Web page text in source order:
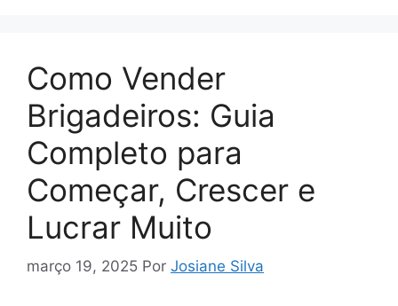
Como Vender
Brigadeiros: Guia
Completo para
Começar, Crescer e
Lucrar Muito
março 19, 2025 Por Josiane Silva